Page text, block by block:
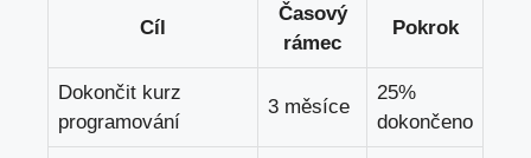
Cíl
Časový
⁤rámec
Pokrok
Dokončit kurz
programování
3​ měsíce
25%
dokončeno